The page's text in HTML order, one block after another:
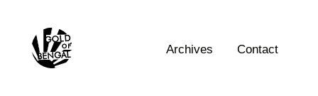
content
Archives
Contact